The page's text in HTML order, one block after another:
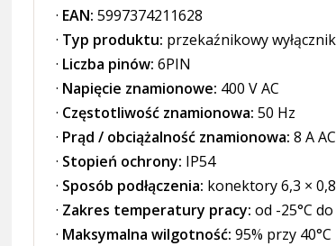
· EAN: 5997374211628
· Typ produktu: przekaźnikowy
· Liczba pinów: 6PIN
· Napięcie znamionowe: 400 V AC
· Częstotliwość znamionowa: 50 Hz
· Prąd / obciążalność znamionowa: 8 A
· Stopień ochrony: IP54
· Sposób podłączenia: konektory 6,3 ×
· Zakres temperatury pracy: od -25°C do
· Maksymalna wilgotność: 95% przy 40°C